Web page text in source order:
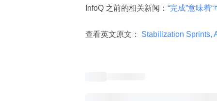
InfoQ 之前的相关新闻： “完成”意味着
查看英文原文： Stabilization Sprints,